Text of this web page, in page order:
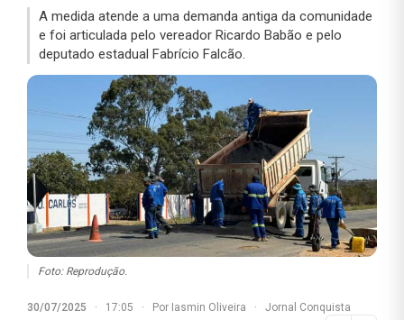
A medida atende a uma demanda antiga da comunidade
e foi articulada pelo vereador Ricardo Babão e pelo
deputado estadual Fabrício Falcão.
Foto: Reprodução.
30/07/2025 · 17:05 · Por Iasmin Oliveira · Jornal Conquista